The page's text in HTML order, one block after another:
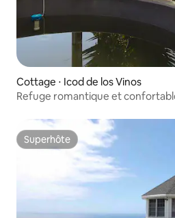
Cottage ⋅ Icod de los Vinos
Refuge romantique et
Superhôte
Superhôte